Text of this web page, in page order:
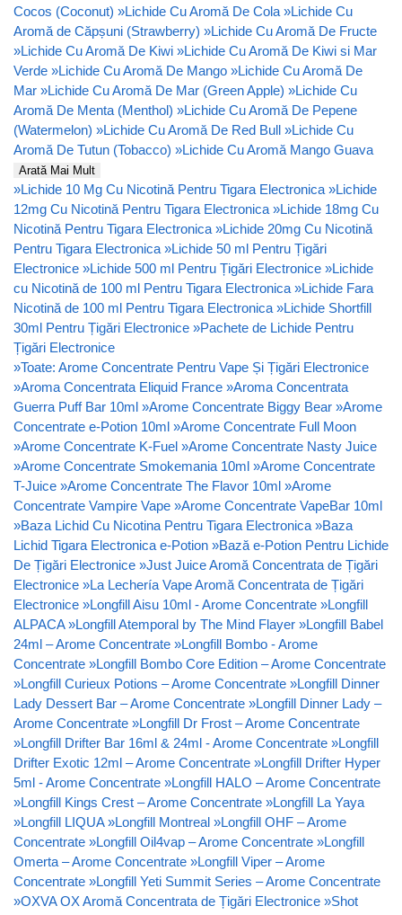
Cocos (Coconut) »Lichide Cu Aromă De Cola »Lichide Cu
Aromă de Căpșuni (Strawberry) »Lichide Cu Aromă De Fructe
»Lichide Cu Aromă De Kiwi »Lichide Cu Aromă De Kiwi si Mar
Verde »Lichide Cu Aromă De Mango »Lichide Cu Aromă De
Mar »Lichide Cu Aromă De Mar (Green Apple) »Lichide Cu
Aromă De Menta (Menthol) »Lichide Cu Aromă De Pepene
(Watermelon) »Lichide Cu Aromă De Red Bull »Lichide Cu
Aromă De Tutun (Tobacco) »Lichide Cu Aromă Mango Guava
Arată Mai Mult
»Lichide 10 Mg Cu Nicotină Pentru Tigara Electronica »Lichide
12mg Cu Nicotină Pentru Tigara Electronica »Lichide 18mg Cu
Nicotină Pentru Tigara Electronica »Lichide 20mg Cu Nicotină
Pentru Tigara Electronica »Lichide 50 ml Pentru Țigări
Electronice »Lichide 500 ml Pentru Țigări Electronice »Lichide
cu Nicotină de 100 ml Pentru Tigara Electronica »Lichide Fara
Nicotină de 100 ml Pentru Tigara Electronica »Lichide Shortfill
30ml Pentru Țigări Electronice »Pachete de Lichide Pentru
Țigări Electronice
»Toate: Arome Concentrate Pentru Vape Și Țigări Electronice
»Aroma Concentrata Eliquid France »Aroma Concentrata
Guerra Puff Bar 10ml »Arome Concentrate Biggy Bear »Arome
Concentrate e-Potion 10ml »Arome Concentrate Full Moon
»Arome Concentrate K-Fuel »Arome Concentrate Nasty Juice
»Arome Concentrate Smokemania 10ml »Arome Concentrate
T-Juice »Arome Concentrate The Flavor 10ml »Arome
Concentrate Vampire Vape »Arome Concentrate VapeBar 10ml
»Baza Lichid Cu Nicotina Pentru Tigara Electronica »Baza
Lichid Tigara Electronica e-Potion »Bază e-Potion Pentru Lichide
De Țigări Electronice »Just Juice Aromă Concentrata de Țigări
Electronice »La Lechería Vape Aromă Concentrata de Țigări
Electronice »Longfill Aisu 10ml - Arome Concentrate »Longfill
ALPACA »Longfill Atemporal by The Mind Flayer »Longfill Babel
24ml – Arome Concentrate »Longfill Bombo - Arome
Concentrate »Longfill Bombo Core Edition – Arome Concentrate
»Longfill Curieux Potions – Arome Concentrate »Longfill Dinner
Lady Dessert Bar – Arome Concentrate »Longfill Dinner Lady –
Arome Concentrate »Longfill Dr Frost – Arome Concentrate
»Longfill Drifter Bar 16ml & 24ml - Arome Concentrate »Longfill
Drifter Exotic 12ml – Arome Concentrate »Longfill Drifter Hyper
5ml - Arome Concentrate »Longfill HALO – Arome Concentrate
»Longfill Kings Crest – Arome Concentrate »Longfill La Yaya
»Longfill LIQUA »Longfill Montreal »Longfill OHF – Arome
Concentrate »Longfill Oil4vap – Arome Concentrate »Longfill
Omerta – Arome Concentrate »Longfill Viper – Arome
Concentrate »Longfill Yeti Summit Series – Arome Concentrate
»OXVA OX Aromă Concentrata de Țigări Electronice »Shot